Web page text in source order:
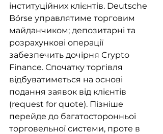
інституційних клієнтів. Deutsche
Börse управлятиме торговим
майданчиком; депозитарні та
розрахункові операції
забезпечить дочірня Crypto
Finance. Спочатку торгівля
відбуватиметься на основі
подання заявок від клієнтів
(request for quote). Пізніше
перейде до багатосторонньої
торговельної системи, проте в